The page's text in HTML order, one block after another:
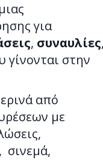
μιας
για
, συναυλίες
γίνονται στην
από
με
σινεμά,